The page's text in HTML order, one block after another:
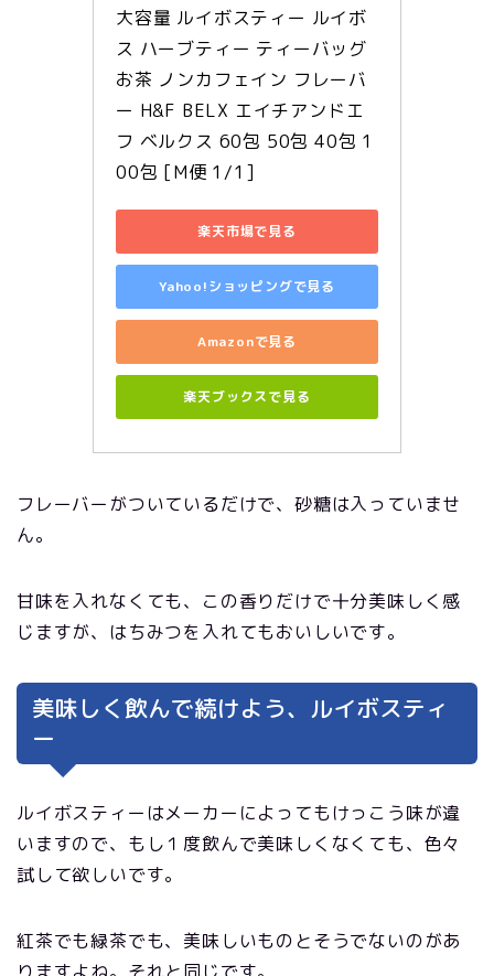
大容量 ルイボスティー ルイボ
ス ハーブティー ティーバッグ
お茶 ノンカフェイン フレーバ
ー H&F BELX エイチアンドエ
フ ベルクス 60包 50包 40包 1
00包 [M便 1/1]
楽天市場で見る
Yahoo!ショッピングで見る
Amazonで見る
楽天ブックスで見る
フレーバーがついているだけで、砂糖は入っていませ
ん。
甘味を入れなくても、この香りだけで十分美味しく感
じますが、はちみつを入れてもおいしいです。
美味しく飲んで続けよう、ルイボスティ
ー
ルイボスティーはメーカーによってもけっこう味が違
いますので、もし１度飲んで美味しくなくても、色々
試して欲しいです。
紅茶でも緑茶でも、美味しいものとそうでないのがあ
りますよね。それと同じです。